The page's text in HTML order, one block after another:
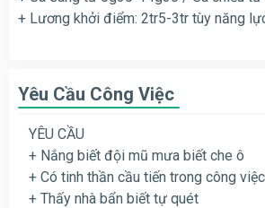
+ Lương khởi điểm: 2tr5-3tr tùy năng
Yêu Cầu Công Việc
YÊU CẦU
+ Nắng biết đội mũ mưa biết che ô
+ Có tinh thần cầu tiến trong công việc
+ Thấy nhà bẩn biết tự quét